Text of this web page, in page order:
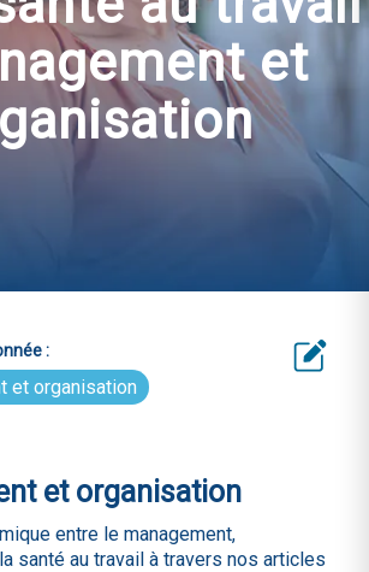
et
:
et organisation
et organisation
entre le management,
santé au travail à travers nos articles